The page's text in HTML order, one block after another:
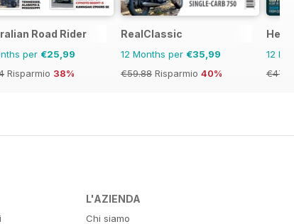
Road Rider
per €25,99
Risparmio 38%
RealClassic
12 Months per €35,99
€59.88 Risparmio 40%
12
L'AZIENDA
Chi siamo